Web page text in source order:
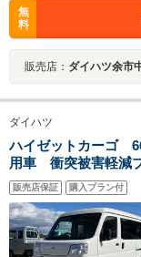
無
料
販売店： ダイハツ余市
ダイハツ
ハイゼットカーゴ
用車 衝突被害軽減
ートタイム4WD オ
ニュアルエアコン
ストップ スピーカ
販売店保証 購入プラン付